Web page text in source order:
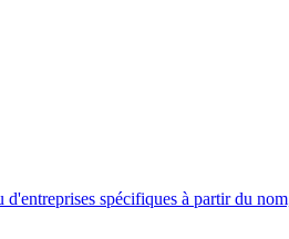
spécifiques à partir du